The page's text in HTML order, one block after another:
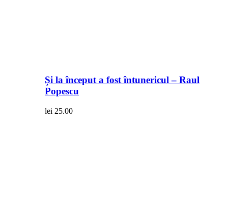
Și la început a fost întunericul – Raul
Popescu
lei 25.00